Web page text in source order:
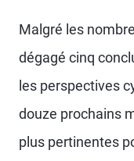
Malgré les
dégagé cinq
les perspectives
douze prochains
plus pertinentes